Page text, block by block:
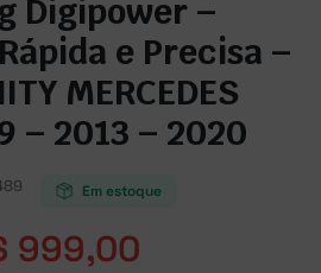
Digipower –
e Precisa –
MERCEDES
– 2013 – 2020
Em estoque
999,00